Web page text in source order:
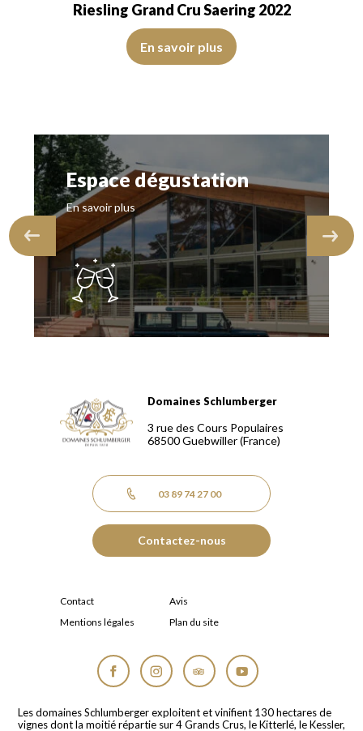
Le vin présente de la…
du yuzu, complété par une expression florale rappelant
Riesling Grand Cru Saering 2022
La première approche est avenante, délicatement
En savoir plus
Espace dégustation
En savoir plus
Domaines Schlumberger Vignerons 100% récoltants
Domaines Schlumberger
3 rue des Cours Populaires
68500Guebwiller(France)
03 89 74 27 00
Contactez-nous
Contact
Avis
Mentions légales
Plan du site
Les domaines Schlumberger exploitent et vinifient 130 hectares de
vignes dont la moitié répartie sur 4 Grands Crus, le Kitterlé, le Kessler,